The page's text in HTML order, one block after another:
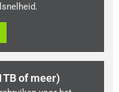
of meer)